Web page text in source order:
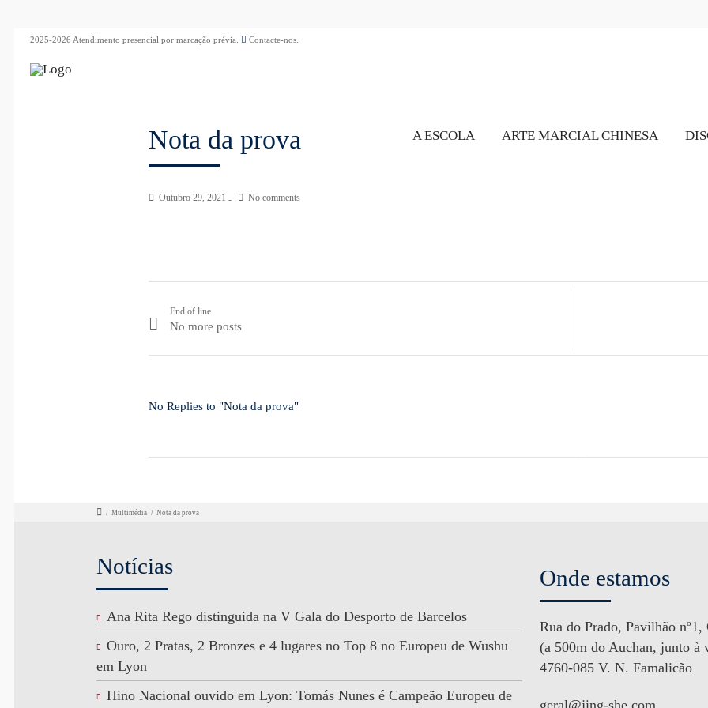
2025-2026 Atendimento presencial por marcação prévia. Contacte-nos.
A ESCOLA ARTE MARCIAL CHINESA
Nota da prova
Outubro 29, 2021 No comments
End of line
No more posts
No Replies to "Nota da prova"
/ Multimédia / Nota da prova
Notícias
Ana Rita Rego distinguida na V Gala do Desporto de Barcelos
Ouro, 2 Pratas, 2 Bronzes e 4 lugares no Top 8 no Europeu de Wushu
em Lyon
Hino Nacional ouvido em Lyon: Tomás Nunes é Campeão Europeu de
Onde estamos
Rua do Prado, Pavilhão nº1,
(a 500m do Auchan, junto à
4760-085 V. N. Famalicão